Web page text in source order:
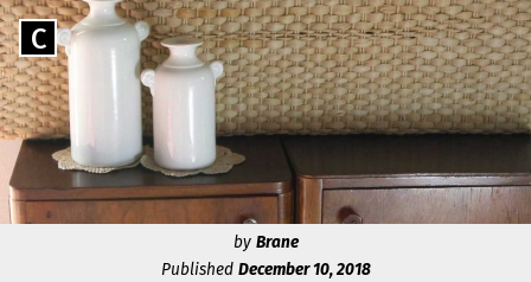
Skip
to
content
Go
to
the
home
page
Caerus
C
CAERUS
Caerus
Blog
by Brane
Published December 10, 2018